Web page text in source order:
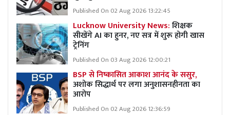
Published On 02 Aug 2026 13:22:45
Lucknow University News:शिक्षक
सीखेंगे AI का हुनर, नए सत्र में शुरू होगी खास
ट्रेनिंग
Published On 03 Aug 2026 12:00:21
BSP से निष्कासित आकाश आनंद के ससुर,
अशोक सिद्धार्थ पर लगा अनुशासनहीनता का
आरोप
Published On 02 Aug 2026 12:36:59